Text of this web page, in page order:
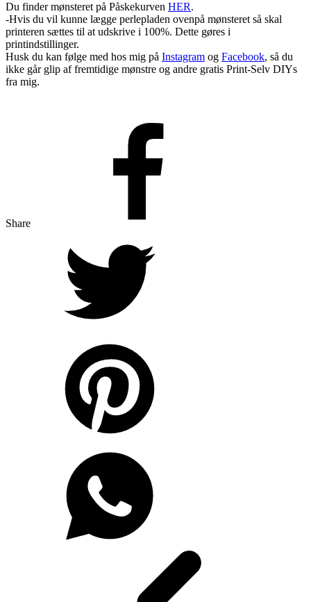
Du finder mønsteret på Påskekurven HER.
-Hvis du vil kunne lægge perlepladen ovenpå mønsteret så skal
printeren sættes til at udskrive i 100%. Dette gøres i
printindstillinger.
Husk du kan følge med hos mig på Instagram og Facebook, så du
ikke går glip af fremtidige mønstre og andre gratis Print-Selv DIYs
fra mig.
Share